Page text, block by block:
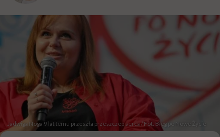
Jadwiga Noga 9 lat temu przeszła przeszczep serca / Fot. Bieg po Nowe Życie